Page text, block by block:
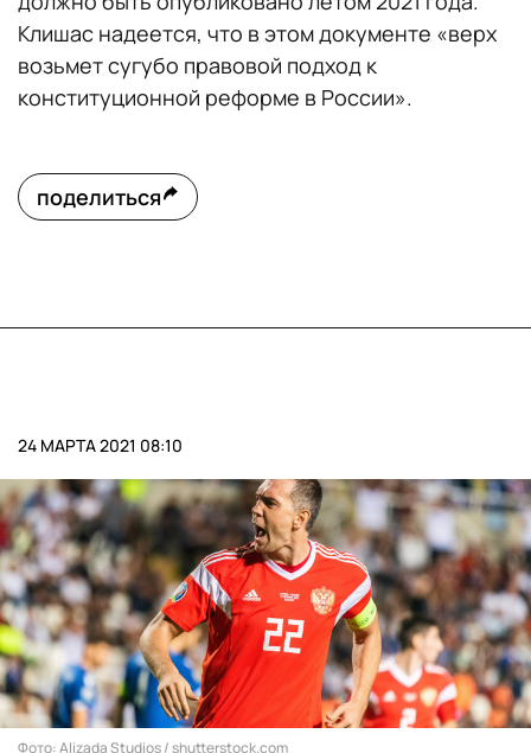
Клишас надеется, что в этом документе «верх
возьмет сугубо правовой подход к
конституционной реформе в России».
поделиться
24 МАРТА 2021 08:10
Фото: Alizada Studios / shutterstock.com